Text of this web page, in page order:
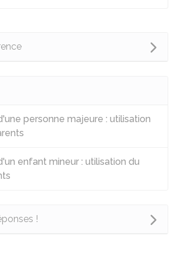
personne majeure : utilisation
enfant mineur : utilisation du
!